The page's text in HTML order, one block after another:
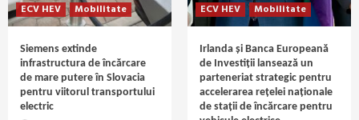
ECV HEV Mobilitate
Siemens extinde
infrastructura de încărcare
de mare putere în Slovacia
pentru viitorul transportului
electric
ECV HEV Mobilitate
Irlanda și Banca Europeană
de Investiții lansează un
parteneriat strategic pentru
accelerarea rețelei naționale
de stații de încărcare pentru